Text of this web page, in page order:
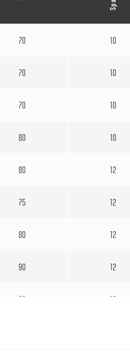
70 10
70 10
70 10
80 10
80 12
75 12
80 12
90 12
90 16